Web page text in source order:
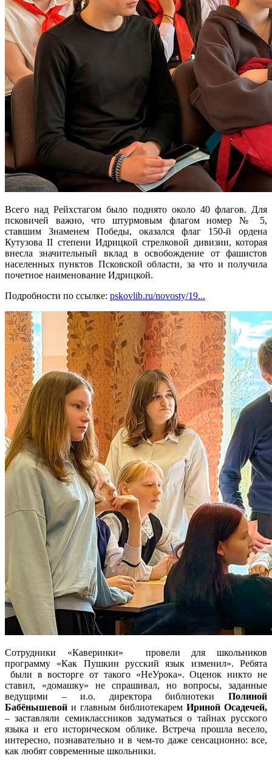
Всего над Рейхстагом было поднято около 40 флагов. Для
псковичей важно, что штурмовым флагом номер № 5,
ставшим Знаменем Победы, оказался флаг 150-й ордена
Кутузова II степени Идрицкой стрелковой дивизии, которая
внесла значительный вклад в освобождение от фашистов
населенных пунктов Псковской области, за что и получила
почетное наименование Идрицкой.
Подробности по ссылке: pskovlib.ru/novosty/19...
Сотрудники «Каверинки» провели для школьников
программу «Как Пушкин русский язык изменил». Ребята
были в восторге от такого «НеУрока». Оценок никто не
ставил, «домашку» не спрашивал, но вопросы, заданные
ведущими – и.о. директора библиотеки Полиной
Бабёнышевой и главным библиотекарем Ириной Осадечей,
– заставляли семиклассников задуматься о тайнах русского
языка и его историческом облике. Встреча прошла весело,
интересно, познавательно и в чем-то даже сенсационно: все,
как любят современные школьники.